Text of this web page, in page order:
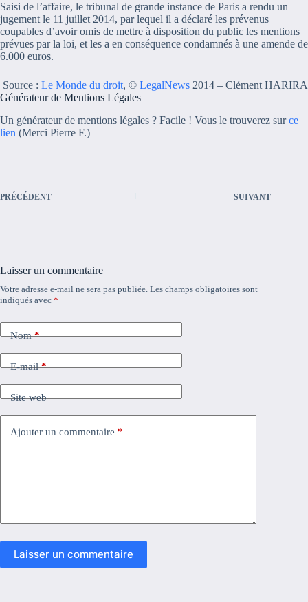
Saisi de l’affaire, le tribunal de grande instance de Paris a rendu un
jugement le 11 juillet 2014, par lequel il a déclaré les prévenus
coupables d’avoir omis de mettre à disposition du public les mentions
prévues par la loi, et les a en conséquence condamnés à une amende de
6.000 euros.
Source : Le Monde du droit, © LegalNews 2014 – Clément HARIRA
Générateur de Mentions Légales
Un générateur de mentions légales ? Facile ! Vous le trouverez surce
lien (Merci Pierre F.)
PRÉCÉDENT SUIVANT
Laisser un commentaire
Votre adresse e-mail ne sera pas publiée. Les champs obligatoires sont
indiqués avec *
Nom*
E-mail*
Site web
Ajouter un commentaire *
Laisser un commentaire